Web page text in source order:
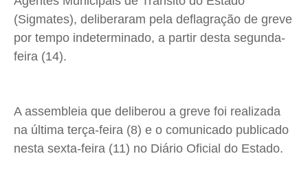
Economia
Cultura
Colunas
Jr Mignone (in memorian)
Economia
Cultura
Colunas
Jr Mignone (in memorian)
Economia
Cultura
Colunas
Jr Mignone (in memorian)
Economia
Cultura
Colunas
Jr Mignone (in memorian)
(Sigmates), deliberaram pela deflagração de greve
por tempo indeterminado, a partir desta segunda-
feira (14).
A assembleia que deliberou a greve foi realizada
na última terça-feira (8) e o comunicado publicado
nesta sexta-feira (11) no Diário Oficial do Estado.